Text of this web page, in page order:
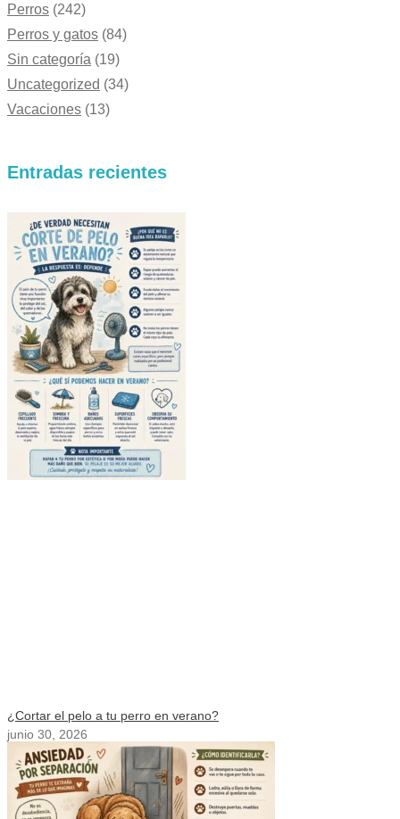
Perros (242)
Perros y gatos (84)
Sin categoría (19)
Uncategorized (34)
Vacaciones (13)
Entradas recientes
¿Cortar el pelo a tu perro en verano?
junio 30, 2026